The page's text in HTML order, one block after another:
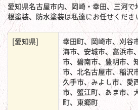
愛知県名古屋市内、岡崎・幸田、三河で
根塗装、防水塗装は私達にお任せくださ
[愛知県]
幸田町、岡崎市、刈谷
海市、安城市、高浜市
市、碧南市、豊明市、
市、北名古屋市、稲沢
久手市、みよし市、愛
市、蟹江町、あま市、
町、東郷町